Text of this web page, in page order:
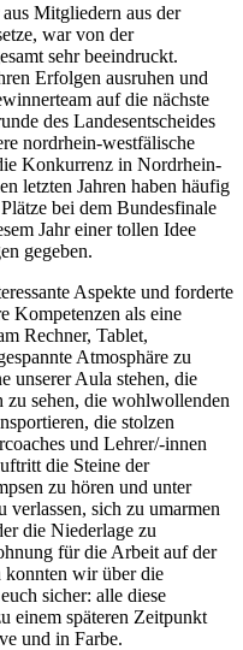
Mitgliedern aus der
war von der
sehr beeindruckt.
Erfolgen ausruhen und
auf die nächste
des Landesentscheides
nordrhein-westfälische
Konkurrenz in Nordrhein-
letzten Jahren haben häufig
bei dem Bundesfinale
Jahr einer tollen Idee
gegeben.
Aspekte und forderte
Kompetenzen als eine
Rechner, Tablet,
Atmosphäre zu
unserer Aula stehen, die
zu sehen, die wohlwollenden
die stolzen
und Lehrer/-innen
die Steine der
zu hören und unter
verlassen, sich zu umarmen
die Niederlage zu
für die Arbeit auf der
konnten wir über die
sicher: alle diese
einem späteren Zeitpunkt
und in Farbe.